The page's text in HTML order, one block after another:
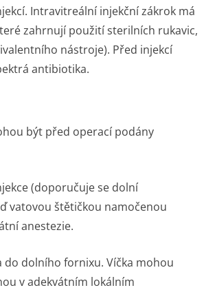
Intravitreální injekční zákrok má
zahrnují použití sterilních rukavic,
nástroje). Před injekcí
antibiotika.
být před operací podány
(doporučuje se dolní
vatovou štětičkou namočenou
anestezie.
do dolního fornixu. Víčka mohou
v adekvátním lokálním